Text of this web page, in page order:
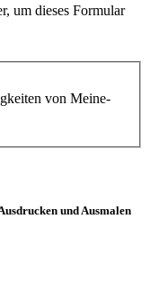
um dieses Formular
von Meine-
und Ausmalen